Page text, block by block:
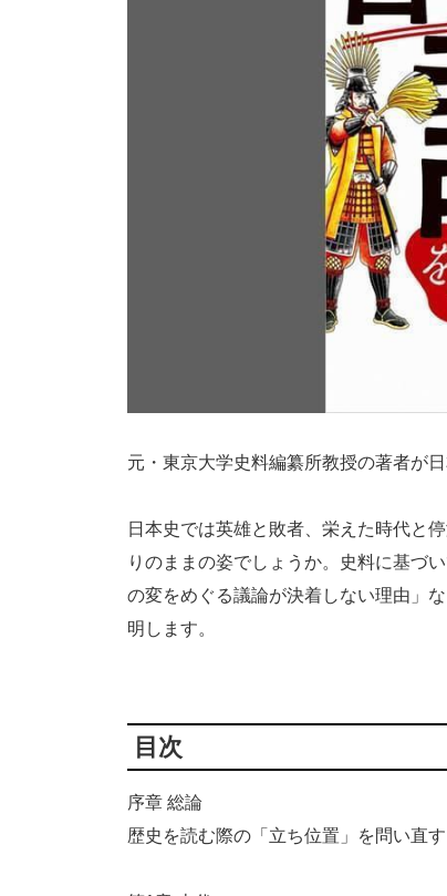
元・東京大学史料編纂所教授の著者が
日本史では英雄と敗者、栄えた時代と
りのままの姿でしょうか。史料に基づ
の変をめぐる議論が決着しない理由」
明します。
目次
序章 総論
歴史を読む際の「立ち位置」を問い直す